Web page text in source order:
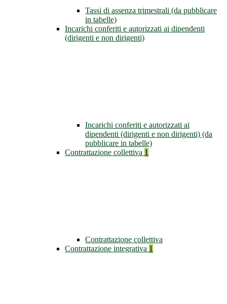
Tassi di assenza trimestrali (da pubblicare
in tabelle)
Incarichi conferiti e autorizzati ai dipendenti
(dirigenti e non dirigenti)
Incarichi conferiti e autorizzati ai
dipendenti (dirigenti e non dirigenti) (da
pubblicare in tabelle)
Contrattazione collettiva 1
Contrattazione collettiva
Contrattazione integrativa 1